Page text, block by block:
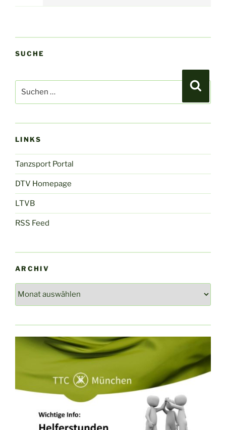
SUCHE
Suchen
nach:
LINKS
Tanzsport Portal
DTV Homepage
LTVB
RSS Feed
ARCHIV
Archiv